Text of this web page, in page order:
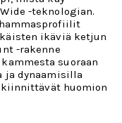
-teknologian.
ikäviä ketjun
-rakenne
suoraan
ja dynaamisilla
huomion